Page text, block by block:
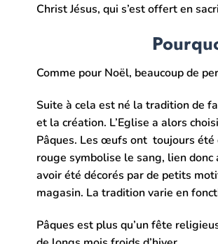
Christ Jésus, qui s’est offert en
Comme pour Noël, beaucoup de
Suite à cela est né la tradition de
et la création. L’Eglise a alors
Pâques. Les œufs ont toujours
rouge symbolise le sang, lien donc
avoir été décorés par de petits
magasin. La tradition varie en
Pâques est plus qu’un fête